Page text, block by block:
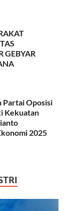
GEBYAR
Partai Oposisi
Kekuatan
2025